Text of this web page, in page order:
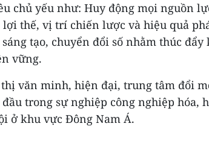
chủ yếu như: Huy động mọi nguồn
lợi thế, vị trí chiến lược và hiệu quả
tạo, chuyển đổi số nhằm thúc
vững.
văn minh, hiện đại, trung tâm đổi
trong sự nghiệp công nghiệp hóa,
ở khu vực Đông Nam Á.